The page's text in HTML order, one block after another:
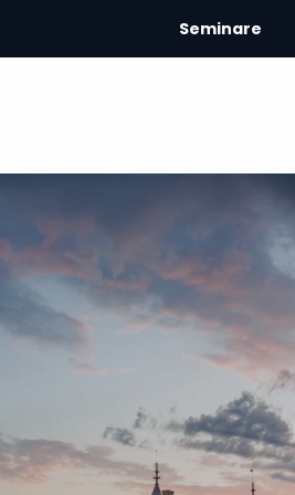
Seminare